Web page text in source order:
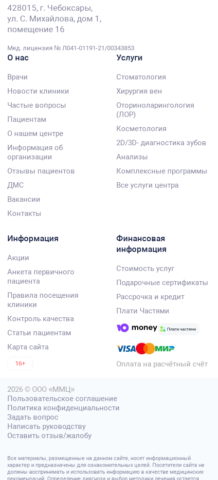
428015, г. Чебоксары,
ул. С. Михайлова, дом 1,
помещение 16
Мед. лицензия № Л041-01191-21/00343853
О нас
Врачи
Новости клиники
Частые вопросы
Пациентам
О нашем центре
Информация об
организации
Отзывы пациентов
ДМС
Вакансии
Контакты
Услуги
Стоматология
Хирургия вен
Оториноларингология
(ЛОР)
Косметология
2D/3D- диагностика зубов
Анализы
Комплексные программы
Все услуги центра
Информация
Акции
Анкета первичного
пациента
Правила посещения
клиники
Контроль качества
Статьи пациентам
Карта сайта
16+
Финансовая
информация
Стоимость услуг
Подарочные сертификаты
Рассрочка и кредит
Плати Частями
Оплата на расчётный счёт
2026 © ООО «ММЦ»
Пользовательское соглашение
Политика конфиденциальности
Задать вопрос
Написать руководству
Оставить отзыв/жалобу
Все материалы, размещенные на данном сайте, носят информационный
характер и предназначены для ознакомительных целей. Посетители сайта не
должны воспринимать и использовать информацию в качестве медицинских